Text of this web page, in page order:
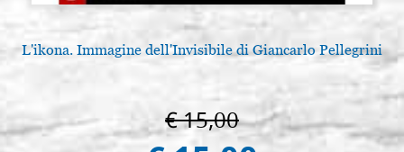
L'ikona. Immagine dell'Invisibile di Giancarlo Pellegrini
€ 15,00